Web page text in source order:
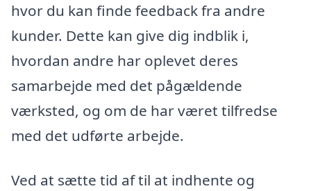
hvor du kan finde feedback fra andre
kunder. Dette kan give dig indblik i,
hvordan andre har oplevet deres
samarbejde med det pågældende
værksted, og om de har været tilfredse
med det udførte arbejde.
Ved at sætte tid af til at indhente og